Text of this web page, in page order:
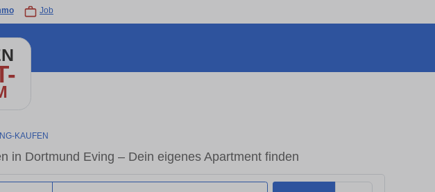
Job
KAUFEN
in Dortmund Eving – Dein eigenes Apartment finden